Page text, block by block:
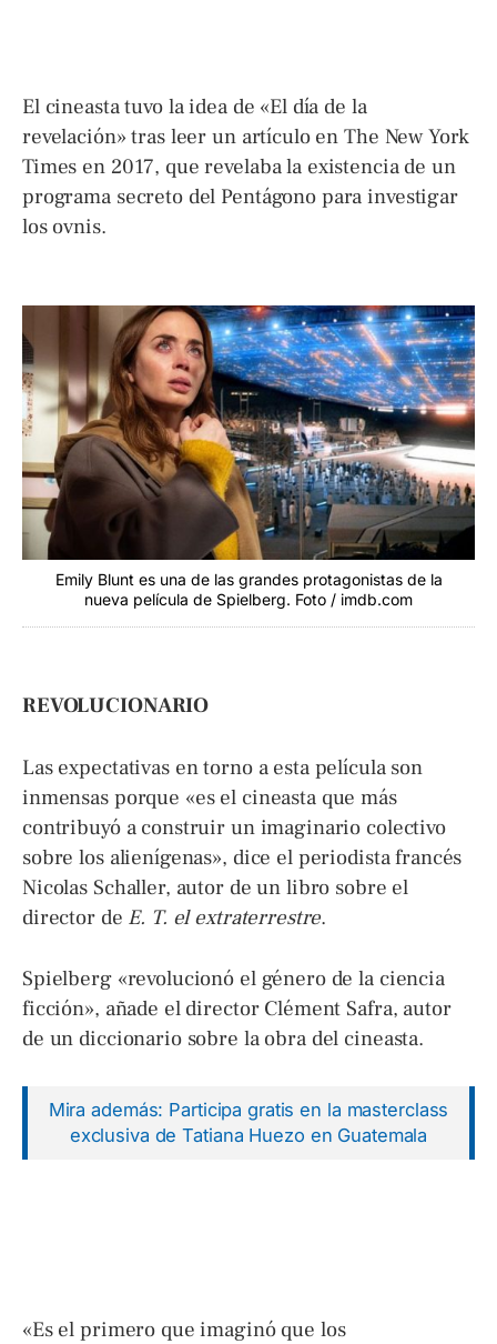
El cineasta tuvo la idea de «El día de la
revelación» tras leer un artículo en The New York
Times en 2017, que revelaba la existencia de un
programa secreto del Pentágono para investigar
los ovnis.
Emily Blunt es una de las grandes protagonistas de la
nueva película de Spielberg. Foto / imdb.com
REVOLUCIONARIO
Las expectativas en torno a esta película son
inmensas porque «es el cineasta que más
contribuyó a construir un imaginario colectivo
sobre los alienígenas», dice el periodista francés
Nicolas Schaller, autor de un libro sobre el
director de E. T. el extraterrestre.
Spielberg «revolucionó el género de la ciencia
ficción», añade el director Clément Safra, autor
de un diccionario sobre la obra del cineasta.
Mira además: Participa gratis en la masterclass
exclusiva de Tatiana Huezo en Guatemala
«Es el primero que imaginó que los